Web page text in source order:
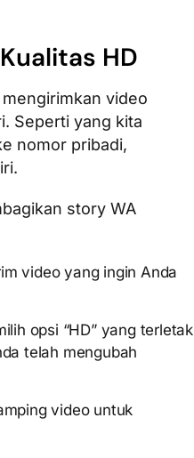
HD
video
Seperti yang kita
nomor pribadi,
story WA
video yang ingin Anda
opsi “HD” yang terletak
telah mengubah
video untuk